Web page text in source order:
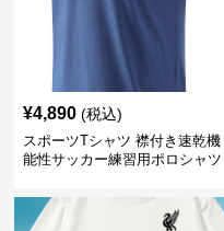
¥4,890 (税込)
スポーツTシャツ 襟付き速乾機
能性サッカー練習用ポロシャツ